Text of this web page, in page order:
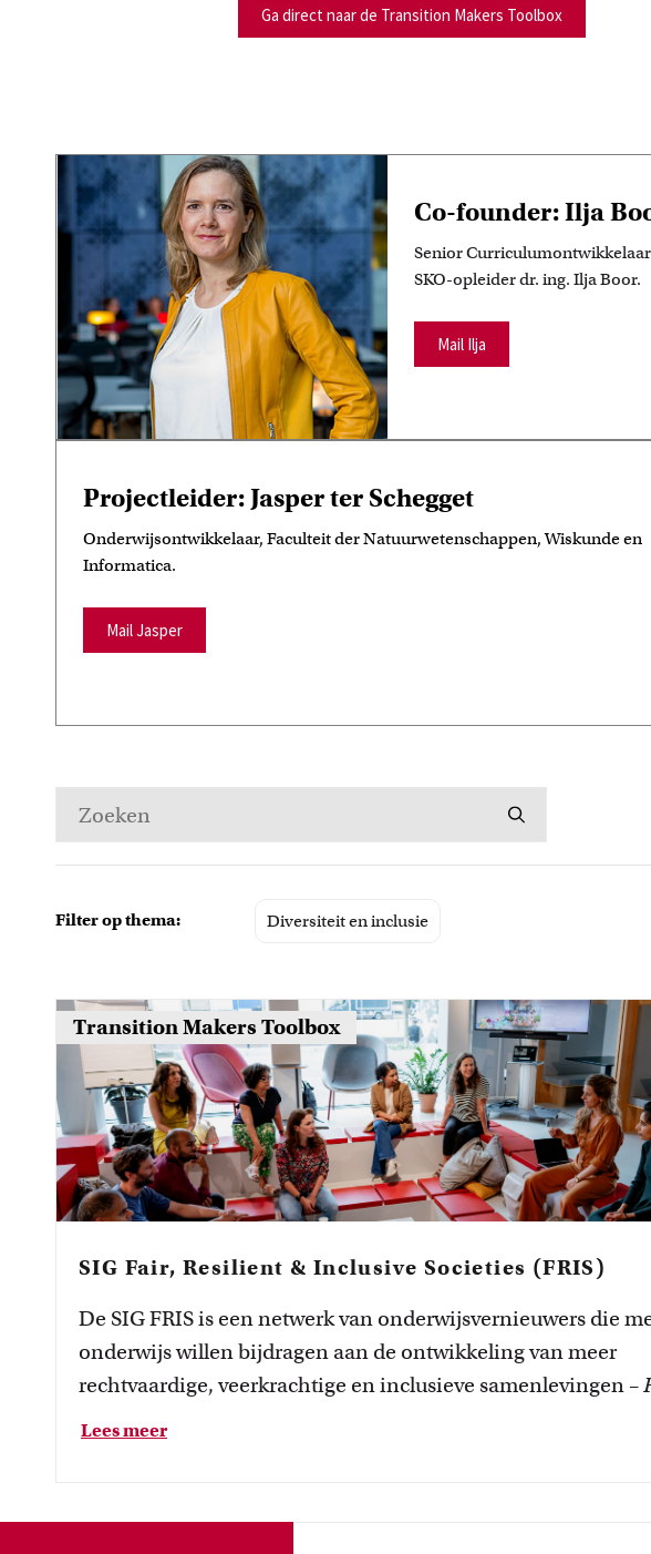
Ga direct naar de Transition Makers Toolbox
Co-founder: Ilja
Senior
SKO-opleider dr. ing. Ilja Boor.
Mail Ilja
Projectleider: Jasper ter Schegget
Onderwijsontwikkelaar, Faculteit der Natuurwetenschappen, Wiskunde en
Informatica.
Mail Jasper
Filter op thema: Diversiteit en inclusie
Transition Makers Toolbox
SIG Fair, Resilient & Inclusive Societies (FRIS)
De SIG FRIS is een netwerk van onderwijsvernieuwers die
onderwijs willen bijdragen aan de ontwikkeling van meer
rechtvaardige, veerkrachtige en inclusieve samenlevingen –
Resilient & Inclusive Societies
Centraal en het Instituut voor Interdisciplinaire Studies. In de
Lees meer